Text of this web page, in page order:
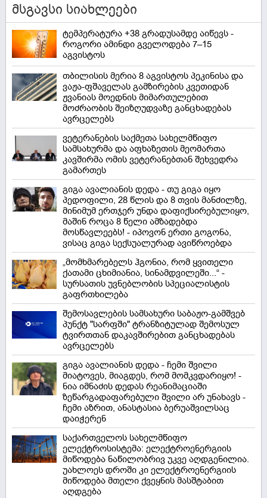
მსგავსი სიახლეები
ტემპერატურა +38 გრადუსამდე აიწევს -
როგორი ამინდი გველოდება 7–15
აგვისტოს
თბილისის მერია 8 აგვისტოს პეკინისა და
ვაჟა-ფშაველას გამზირების კვეთიდან
ჟვანიას მოედნის მიმართულებით
მოძრაობის შეიზღუდვაზე განცხადებას
ავრცელებს
ვეტერანების საქმეთა სახელმწიფო
სამსახურმა და აფხაზეთის მეომართა
კავშირმა ომის ვეტერანებთან შეხვედრა
გამართეს
გიგა ავალიანის დედა - თუ გიგა იყო
პედოფილი, 28 წლის და 8 თვის მანძილზე,
მინიმუმ ერთჯერ უნდა დაფიქსირებულიყო,
მაშინ როცა 8 წელი ამზადებდა
მოსწავლეებს! - იპოვონ ერთი გოგონა,
ვისაც გიგა სექსუალურად ავიწროებდა
„მომხმარებელს ჰგონია, რომ ყვითელი
ქათამი ცხიმიანია, სინამდვილეში...“ -
სურსათის უვნებლობის სპეციალისტის
გაფრთხილება
შემოსავლების სამსახური საბაჟო-გამშვებ
პუნქტ "სარფში" ტრანზიტულად შემოსულ
ტვირთთან დაკავშირებით განცხადებას
ავრცელებს
გიგა ავალიანის დედა - ჩემი შვილი
მიატოვეს, მიაგდეს, რომ მომკვდარიყო! -
ნია იმნაძის დედას რეანიმაციაში
ზეწარგადაფარებული შვილი არ უნახავს -
ჩემი აზრით, ანასტასია ბერუაშვილსაც
დაიჭერენ
საქართველოს სახელმწიფო
ელექტროსისტემა: ელექტროენერგიის
მიწოდება ნაწილობრივ უკვე აღდგენილია.
უახლოეს დროში კი ელექტროენერგიის
მიწოდება მთელი ქვეყნის მასშტაბით
აღდგება